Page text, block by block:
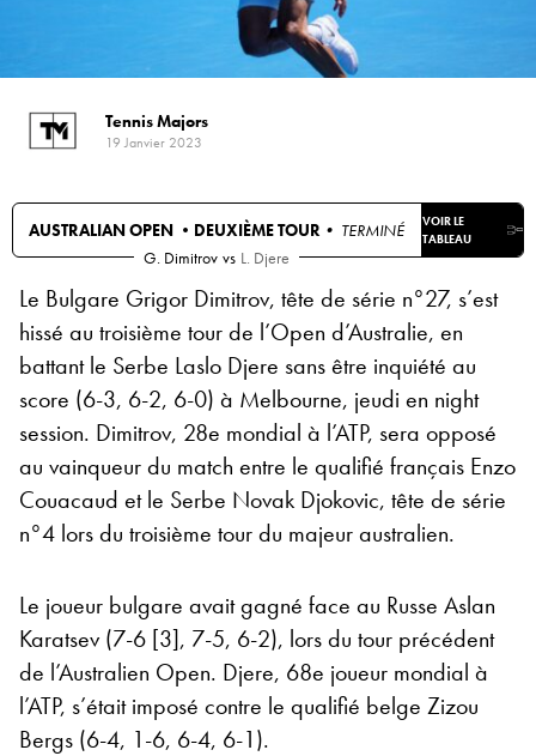
Tennis Majors
19 Janvier 2023
AUSTRALIAN OPEN • DEUXIÈME TOUR • TERMINÉ
VOIR LE
TABLEAU
G. Dimitrov vs L. Djere
Le Bulgare Grigor Dimitrov, tête de série n°27, s’est
hissé au troisième tour de l’Open d’Australie, en
battant le Serbe Laslo Djere sans être inquiété au
score (6-3, 6-2, 6-0) à Melbourne, jeudi en night
session. Dimitrov, 28e mondial à l’ATP, sera opposé
au vainqueur du match entre le qualifié français Enzo
Couacaud et le Serbe Novak Djokovic, tête de série
n°4 lors du troisième tour du majeur australien.
Le joueur bulgare avait gagné face au Russe Aslan
Karatsev (7-6 [3], 7-5, 6-2), lors du tour précédent
de l’Australien Open. Djere, 68e joueur mondial à
l’ATP, s’était imposé contre le qualifié belge Zizou
Bergs (6-4, 1-6, 6-4, 6-1).